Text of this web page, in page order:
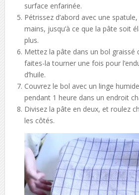
surface enfarinée.
Pétrissez d’abord avec une
mains, jusqu’à ce que la pâte soit
plus.
Mettez la pâte dans un bol graissé
faites-la tourner une fois pour
d’huile.
Couvrez le bol avec un linge
pendant 1 heure dans un endroit
Divisez la pâte en deux, et roulez
les côtés.